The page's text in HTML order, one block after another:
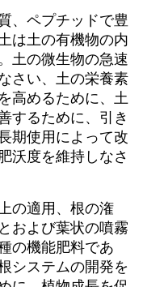
、ペプチッドで豊
は土の有機物の内
土の微生物の急速
さい、土の栄養素
高めるために、土
するために、引き
期使用によって改
沃度を維持しなさ
の適用、根の潅
および葉状の噴霧
の機能肥料であ
システムの開発を